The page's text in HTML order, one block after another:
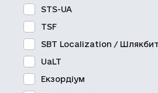
STS-UA
TSF
SBT Localization /
UaLT
Екзордіум